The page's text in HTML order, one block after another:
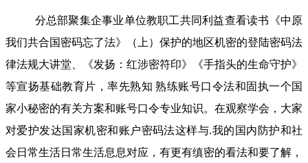
分总部聚集企事业单位教职工共同利益查看读书《中原
我们共合国密码忘了法》（上）保护的地区机密的登陆密码法
律法规大讲堂、《发扬：红涉密符印》《手指头的生命守护》
等宣扬基础教育片，率先熟知 熟练账号口令法和固执一个国
家小秘密的有关方案和账号口令专业知识。在观察学会，大家
对爱护发达国家机密和账户密码法这样与.我的国内防护和社
会日常生活日常生活息息对应，有更有缜密的看法和要了解，